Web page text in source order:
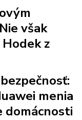
však
z
menia